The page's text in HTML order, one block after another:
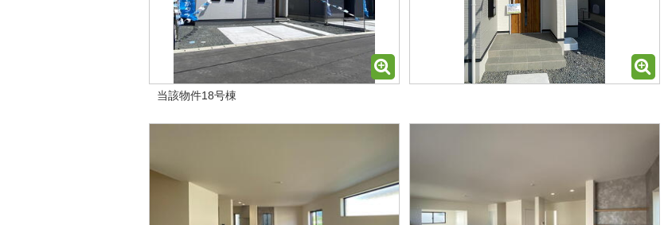
当該物件18号棟